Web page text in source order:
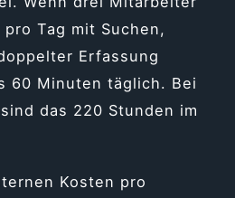
Tag mit Suchen,
Erfassung
60 Minuten täglich. Bei
das 220 Stunden im
Kosten pro